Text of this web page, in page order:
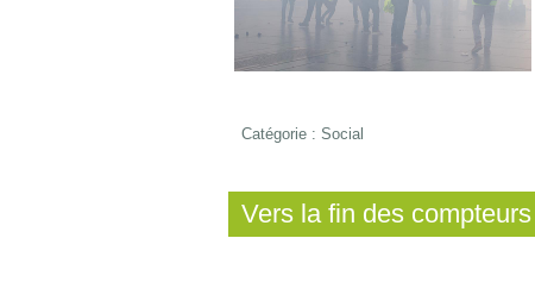
Catégorie : Social
Vers la fin des